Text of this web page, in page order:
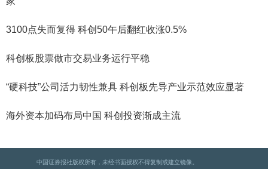
3100点失而复得 科创50午后翻红收涨0.5%
科创板股票做市交易业务运行平稳
“硬科技”公司活力韧性兼具 科创板先导产业示范效应显著
海外资本加码布局中国 科创投资渐成主流
中国证券报社版权所有，未经书面授权不得复制或建立镜像。